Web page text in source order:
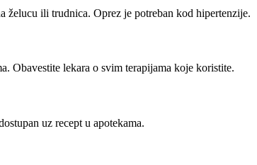
želucu ili trudnica. Oprez je potreban kod hipertenzije.
Obavestite lekara o svim terapijama koje koristite.
uz recept u apotekama.